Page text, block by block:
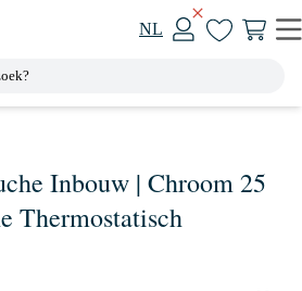
NL
Inbouw | Chroom 25
Thermostatisch